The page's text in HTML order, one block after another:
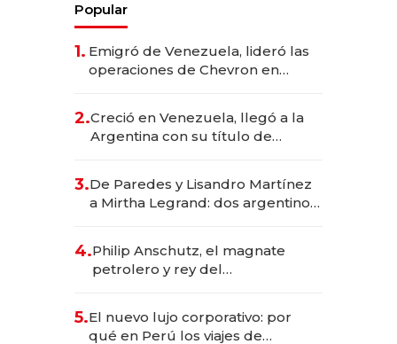
Popular
1. Emigró de Venezuela, lideró las
operaciones de Chevron en
2.Creció en Venezuela, llegó a la
Argentina con su título de
las marcas "fast premium"
3.De Paredes y Lisandro Martínez
a Mirtha Legrand: dos argentinos
4.Philip Anschutz, el magnate
petrolero y rey del
Fénix
5.El nuevo lujo corporativo: por
qué en Perú los viajes de